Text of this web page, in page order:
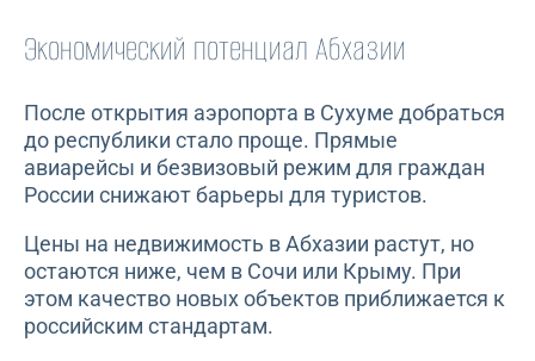
Экономический потенциал Абхазии
После открытия аэропорта в Сухуме добраться
до республики стало проще. Прямые
авиарейсы и безвизовый режим для граждан
России снижают барьеры для туристов.
Цены на недвижимость в Абхазии растут, но
остаются ниже, чем в Сочи или Крыму. При
этом качество новых объектов приближается к
российским стандартам.